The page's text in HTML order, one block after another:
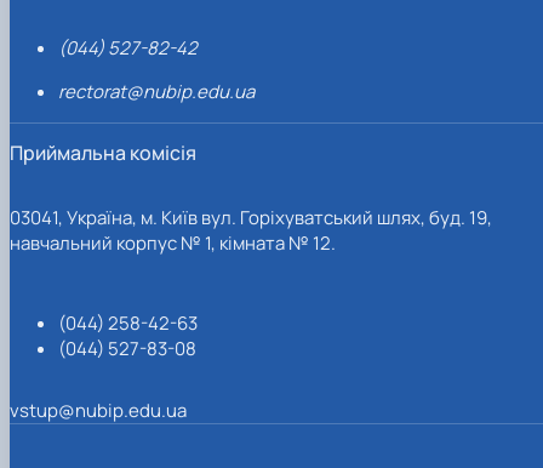
(044) 527-82-42
rectorat@nubip.edu.ua
Приймальна комісія
03041, Україна, м. Київ вул. Горіхуватський шлях, буд. 19,
навчальний корпус № 1, кімната № 12.
(044) 258-42-63
(044) 527-83-08
vstup@nubip.edu.ua